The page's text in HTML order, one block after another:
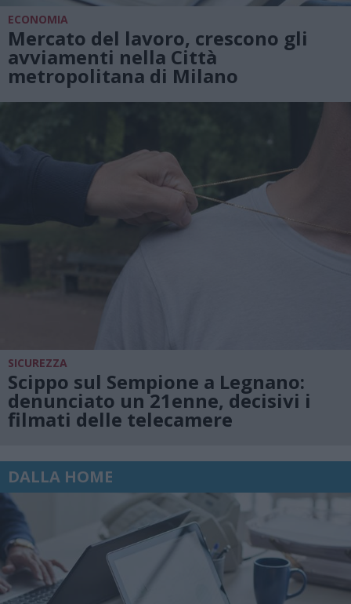
ECONOMIA
Mercato del lavoro, crescono gli
avviamenti nella Città
metropolitana di Milano
SICUREZZA
Scippo sul Sempione a Legnano:
denunciato un 21enne, decisivi i
filmati delle telecamere
DALLA HOME